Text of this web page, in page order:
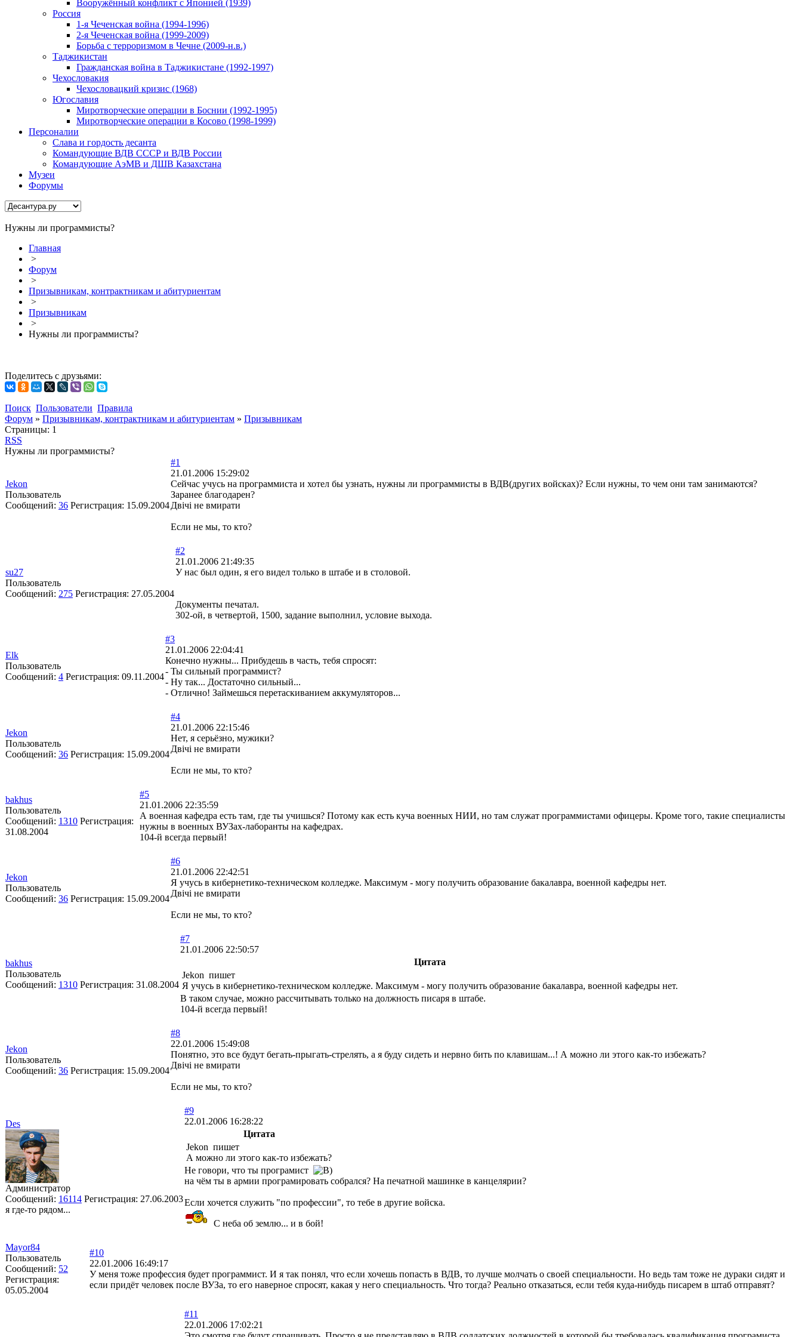
Вооружённый конфликт с Японией (1939)
Россия
1-я Чеченская война (1994-1996)
2-я Чеченская война (1999-2009)
Борьба с терроризмом в Чечне (2009-н.в.)
Таджикистан
Гражданская война в Таджикистане (1992-1997)
Чехословакия
Чехословацкий кризис (1968)
Югославия
Миротворческие операции в Боснии (1992-1995)
Миротворческие операции в Косово (1998-1999)
Персоналии
Слава и гордость десанта
Командующие ВДВ СССР и ВДВ России
Командующие АэМВ и ДШВ Казахстана
Музеи
Форумы
Нужны ли программисты?
Главная
>
Форум
>
Призывникам, контрактникам и абитуриентам
>
Призывникам
>
Нужны ли программисты?
Поделитесь с друзьями:
Поиск Пользователи Правила
Форум » Призывникам, контрактникам и абитуриентам » Призывникам
Страницы: 1
RSS
Нужны ли программисты?
Jekon
Пользователь
Сообщений: 36 Регистрация: 15.09.2004
#1
21.01.2006 15:29:02
Сейчас учусь на программиста и хотел бы узнать, нужны ли программисты в ВДВ(других войсках)? Если нужны, то чем они там занимаются?
Заранее благодарен?
Двічі не вмирати
Если не мы, то кто?
su27
Пользователь
Сообщений: 275 Регистрация: 27.05.2004
#2
21.01.2006 21:49:35
У нас был один, я его видел только в штабе и в столовой.
Документы печатал.
302-ой, в четвертой, 1500, задание выполнил, условие выхода.
Elk
Пользователь
Сообщений: 4 Регистрация: 09.11.2004
#3
21.01.2006 22:04:41
Конечно нужны... Прибудешь в часть, тебя спросят:
- Ты сильный программист?
- Ну так... Достаточно сильный...
- Отлично! Займешься перетаскиванием аккумуляторов...
Jekon
Пользователь
Сообщений: 36 Регистрация: 15.09.2004
#4
21.01.2006 22:15:46
Нет, я серьёзно, мужики?
Двічі не вмирати
Если не мы, то кто?
bakhus
Пользователь
Сообщений: 1310 Регистрация:
31.08.2004
#5
21.01.2006 22:35:59
А военная кафедра есть там, где ты учишься? Потому как есть куча военных НИИ, но там служат программистами офицеры. Кроме того, такие специалисты
нужны в военных ВУЗах-лаборанты на кафедрах.
104-й всегда первый!
Jekon
Пользователь
Сообщений: 36 Регистрация: 15.09.2004
#6
21.01.2006 22:42:51
Я учусь в кибернетико-техническом колледже. Максимум - могу получить образование бакалавра, военной кафедры нет.
Двічі не вмирати
Если не мы, то кто?
bakhus
Пользователь
Сообщений: 1310 Регистрация: 31.08.2004
#7
21.01.2006 22:50:57
Цитата
Jekon пишет
Я учусь в кибернетико-техническом колледже. Максимум - могу получить образование бакалавра, военной кафедры нет.
В таком случае, можно рассчитывать только на должность писаря в штабе.
104-й всегда первый!
Jekon
Пользователь
Сообщений: 36 Регистрация: 15.09.2004
#8
22.01.2006 15:49:08
Понятно, это все будут бегать-прыгать-стрелять, а я буду сидеть и нервно бить по клавишам...! А можно ли этого как-то избежать?
Двічі не вмирати
Если не мы, то кто?
Des
Администратор
Сообщений: 16114 Регистрация: 27.06.2003
я где-то рядом...
#9
22.01.2006 16:28:22
Цитата
Jekon пишет
А можно ли этого как-то избежать?
Не говори, что ты програмист
на чём ты в армии програмировать собрался? На печатной машинке в канцелярии?
Если хочется служить "по профессии", то тебе в другие войска.
С неба об землю... и в бой!
Mayor84
Пользователь
Сообщений: 52
Регистрация:
05.05.2004
#10
22.01.2006 16:49:17
У меня тоже профессия будет программист. И я так понял, что если хочешь попасть в ВДВ, то лучше молчать о своей специальности. Но ведь там тоже не дураки сидят и
если придёт человек после ВУЗа, то его наверное спросят, какая у него специальность. Что тогда? Реально отказаться, если тебя куда-нибудь писарем в штаб отправят?
#11
22.01.2006 17:02:21